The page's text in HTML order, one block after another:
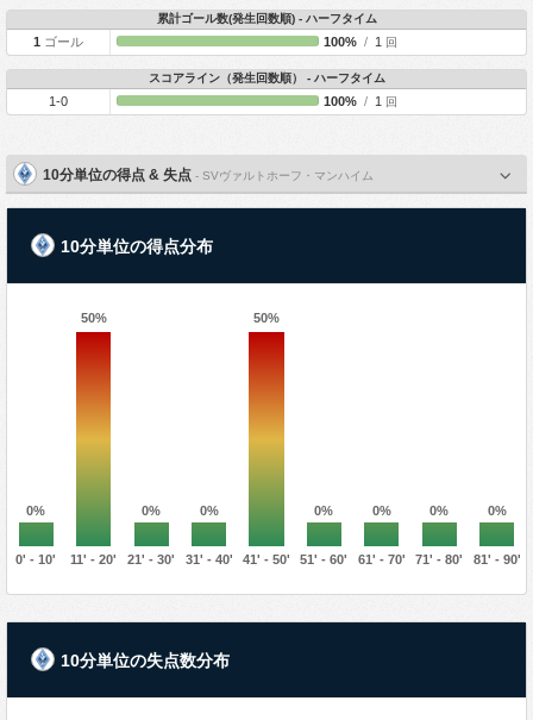
累計ゴール数(発生回数順) - ハーフタイム
1 ゴール 100% /1 回
スコアライン（発生回数順） - ハーフタイム
1-0 100% /1 回
10分単位の得点 & 失点- SVヴァルトホーフ・マンハイム
10分単位の得点分布
0%
50%
0% 0%
50%
0% 0% 0% 0%
0' - 10' 11' - 20' 21' - 30' 31' - 40' 41' - 50' 51' - 60' 61' - 70' 71' - 80' 81' - 90'
10分単位の失点数分布